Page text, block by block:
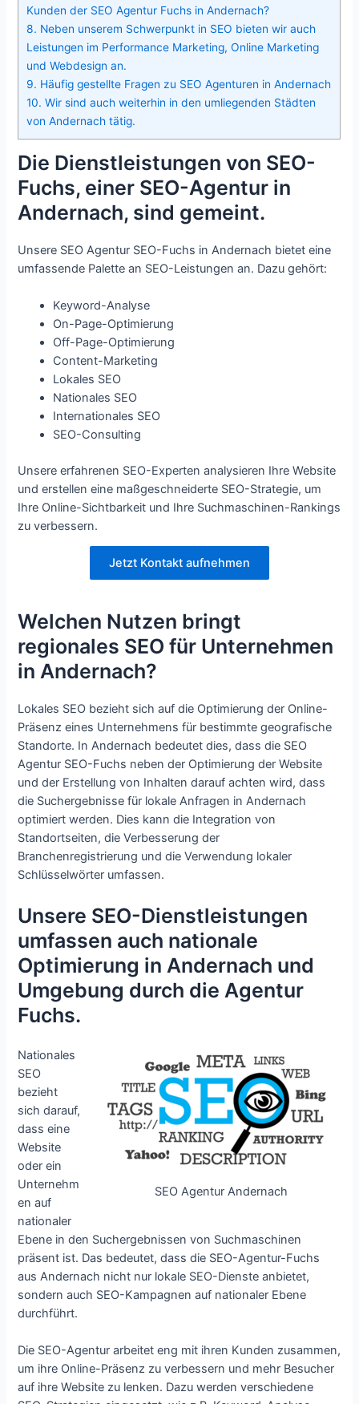
Kunden der SEO Agentur Fuchs in Andernach?
8. Neben unserem Schwerpunkt in SEO bieten wir auch
Leistungen im Performance Marketing, Online Marketing
und Webdesign an.
9. Häufig gestellte Fragen zu SEO Agenturen in Andernach
10. Wir sind auch weiterhin in den umliegenden Städten
von Andernach tätig.
Die Dienstleistungen von SEO-
Fuchs, einer SEO-Agentur in
Andernach, sind gemeint.
Unsere SEO Agentur SEO-Fuchs in Andernach bietet eine
umfassende Palette an SEO-Leistungen an. Dazu gehört:
Keyword-Analyse
On-Page-Optimierung
Off-Page-Optimierung
Content-Marketing
Lokales SEO
Nationales SEO
Internationales SEO
SEO-Consulting
Unsere erfahrenen SEO-Experten analysieren Ihre Website
und erstellen eine maßgeschneiderte SEO-Strategie, um
Ihre Online-Sichtbarkeit und Ihre Suchmaschinen-Rankings
zu verbessern.
Jetzt Kontakt aufnehmen
Welchen Nutzen bringt
regionales SEO für Unternehmen
in Andernach?
Lokales SEO bezieht sich auf die Optimierung der Online-
Präsenz eines Unternehmens für bestimmte geografische
Standorte. In Andernach bedeutet dies, dass die SEO
Agentur SEO-Fuchs neben der Optimierung der Website
und der Erstellung von Inhalten darauf achten wird, dass
die Suchergebnisse für lokale Anfragen in Andernach
optimiert werden. Dies kann die Integration von
Standortseiten, die Verbesserung der
Branchenregistrierung und die Verwendung lokaler
Schlüsselwörter umfassen.
Unsere SEO-Dienstleistungen
umfassen auch nationale
Optimierung in Andernach und
Umgebung durch die Agentur
Fuchs.
SEO Agentur Andernach
Nationales
SEO
bezieht
sich darauf,
dass eine
Website
oder ein
Unternehm
en auf
nationaler
Ebene in den Suchergebnissen von Suchmaschinen
präsent ist. Das bedeutet, dass die SEO-Agentur-Fuchs
aus Andernach nicht nur lokale SEO-Dienste anbietet,
sondern auch SEO-Kampagnen auf nationaler Ebene
durchführt.
Die SEO-Agentur arbeitet eng mit ihren Kunden zusammen,
um ihre Online-Präsenz zu verbessern und mehr Besucher
auf ihre Website zu lenken. Dazu werden verschiedene